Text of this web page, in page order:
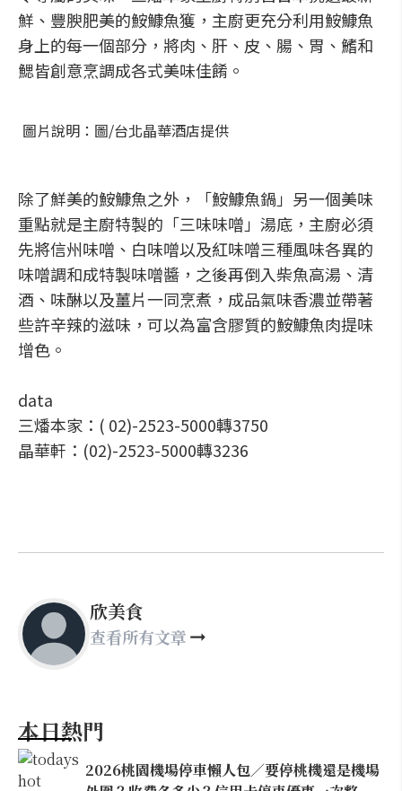
鮮、豐腴肥美的鮟鱇魚獲，主廚更充分利用鮟鱇魚
身上的每一個部分，將肉、肝、皮、腸、胃、鰭和
鰓皆創意烹調成各式美味佳餚。
圖片說明：圖/台北晶華酒店提供
除了鮮美的鮟鱇魚之外，「鮟鱇魚鍋」另一個美味
重點就是主廚特製的「三味味噌」湯底，主廚必須
先將信州味噌、白味噌以及紅味噌三種風味各異的
味噌調和成特製味噌醬，之後再倒入柴魚高湯、清
酒、味醂以及薑片一同烹煮，成品氣味香濃並帶著
些許辛辣的滋味，可以為富含膠質的鮟鱇魚肉提味
增色。
data
三燔本家：( 02)-2523-5000轉3750
晶華軒：(02)-2523-5000轉3236
欣美食
查看所有文章
本日熱門
2026桃園機場停車懶人包／要停桃機還是機場